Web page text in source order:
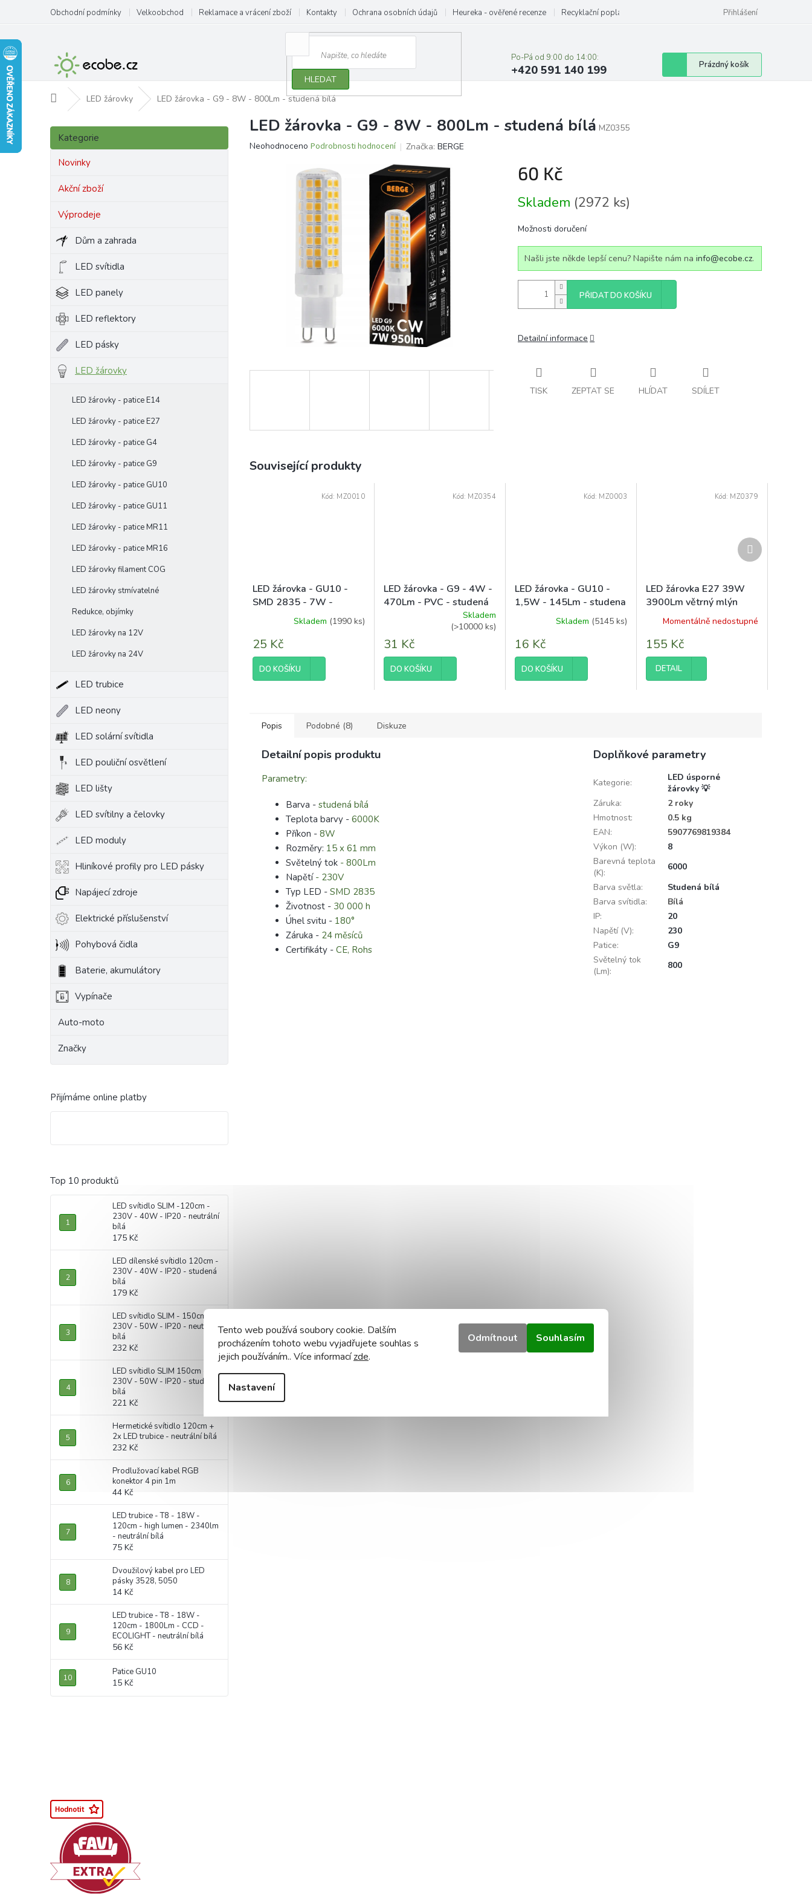
Tento web používá soubory cookie. Dalším
procházením tohoto webu vyjadřujete souhlas s
jejich používáním.. Více informacízde.
Nastavení
Odmítnout Souhlasím
obsah
Obchodní podmínky Velkoobchod Reklamace a vrácení zboží Kontakty Ochrana osobních údajů Heureka - ověřené recenze Recyklační poplatky Přihlášení
HLEDAT
Po-Pá od 9:00 do 14:00:
+420 591 140 199
Nákupní
košík
Prázdný košík
Domů LED žárovky LED žárovka - G9 - 8W - 800Lm - studená bílá
P
s
p
Přeskočit
kategorie
Kategorie
Novinky
Akční zboží
Výprodeje
Dům a zahrada
LED svítidla
LED panely
LED reflektory
LED pásky
LED žárovky
LED žárovky - patice E14
LED žárovky - patice E27
LED žárovky - patice G4
LED žárovky - patice G9
LED žárovky - patice GU10
LED žárovky - patice GU11
LED žárovky - patice MR11
LED žárovky - patice MR16
LED žárovky filament COG
LED žárovky stmívatelné
Redukce, objímky
LED žárovky na 12V
LED žárovky na 24V
LED trubice
LED neony
LED solární svítidla
LED pouliční osvětlení
LED lišty
LED svítilny a čelovky
LED moduly
Hliníkové profily pro LED pásky
Napájecí zdroje
Elektrické příslušenství
Pohybová čidla
Baterie, akumulátory
Vypínače
Auto-moto
Značky
Přijímáme online platby
Top 10 produktů
LED svítidlo SLIM -120cm -
230V - 40W - IP20 - neutrální
bílá
175 Kč
LED dílenské svítidlo 120cm -
230V - 40W - IP20 - studená
bílá
179 Kč
LED svítidlo SLIM - 150cm -
230V - 50W - IP20 - neutrální
bílá
232 Kč
LED svítidlo SLIM 150cm -
230V - 50W - IP20 - studená
bílá
221 Kč
Hermetické svítidlo 120cm +
2x LED trubice - neutrální bílá
232 Kč
Prodlužovací kabel RGB
konektor 4 pin 1m
44 Kč
LED trubice - T8 - 18W -
120cm - high lumen - 2340lm
- neutrální bílá
75 Kč
Dvoužilový kabel pro LED
pásky 3528, 5050
14 Kč
LED trubice - T8 - 18W -
120cm - 1800Lm - CCD -
ECOLIGHT - neutrální bílá
56 Kč
Patice GU10
15 Kč
LED žárovka - G9 - 8W - 800Lm - studená bílá MZ0355
Průměrné
Neohodnoceno Podrobnosti hodnocení Značka: BERGE
60 Kč
cena:
Skladem (2972 ks)
Možnosti doručení
Našli jste někde lepší cenu? Napište nám na info@ecobe.cz.
PŘIDAT DO KOŠÍKU
Detailní informace
TISK ZEPTAT SE HLÍDAT SDÍLET
Související produkty
LED žárovka - GU10 -
SMD 2835 - 7W -
550Lm - teplá bílá
Skladem (1990 ks)
25 Kč
DO KOŠÍKU
Kód: MZ0010
LED žárovka - G9 - 4W -
470Lm - PVC - studená
produktu
je
5,0
z
Skladem
(>10000 ks)
31 Kč
DO KOŠÍKU
Kód: MZ0354
LED žárovka - GU10 -
1,5W - 145Lm - studena
Skladem (5145 ks)
16 Kč
DO KOŠÍKU
Kód: MZ0003
LED žárovka E27 39W
3900Lm větrný mlýn
teplá bílá 3000K
Momentálně nedostupné
155 Kč
DETAIL
Kód: MZ0379
Další
produkt
Popis Podobné (8) Diskuze
Detailní popis produktu
Parametry:
Barva - studená bílá
Teplota barvy - 6000K
Příkon - 8W
Rozměry: 15 x 61 mm
Světelný tok - 800Lm
Napětí- 230V
Typ LED - SMD 2835
Životnost - 30 000 h
Úhel svitu - 180°
Záruka - 24 měsíců
Certifikáty - CE, Rohs
Doplňkové parametry
Kategorie:
LED úsporné
žárovky 💡
Záruka:
2 roky
Hmotnost:
0.5 kg
EAN:
5907769819384
Výkon (W):
8
Barevná teplota
(K):
6000
Barva světla:
Studená bílá
Barva svítidla:
Bílá
IP:
20
Napětí (V):
230
Patice:
G9
Světelný tok
(Lm):
800